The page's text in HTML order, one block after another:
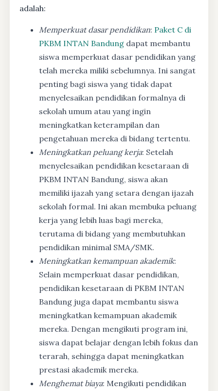
adalah:
Memperkuat dasar pendidikan: Paket C di
PKBM INTAN Bandung dapat membantu
siswa memperkuat dasar pendidikan yang
telah mereka miliki sebelumnya. Ini sangat
penting bagi siswa yang tidak dapat
menyelesaikan pendidikan formalnya di
sekolah umum atau yang ingin
meningkatkan keterampilan dan
pengetahuan mereka di bidang tertentu.
Meningkatkan peluang kerja: Setelah
menyelesaikan pendidikan kesetaraan di
PKBM INTAN Bandung, siswa akan
memiliki ijazah yang setara dengan ijazah
sekolah formal. Ini akan membuka peluang
kerja yang lebih luas bagi mereka,
terutama di bidang yang membutuhkan
pendidikan minimal SMA/SMK.
Meningkatkan kemampuan akademik:
Selain memperkuat dasar pendidikan,
pendidikan kesetaraan di PKBM INTAN
Bandung juga dapat membantu siswa
meningkatkan kemampuan akademik
mereka. Dengan mengikuti program ini,
siswa dapat belajar dengan lebih fokus dan
terarah, sehingga dapat meningkatkan
prestasi akademik mereka.
Menghemat biaya: Mengikuti pendidikan